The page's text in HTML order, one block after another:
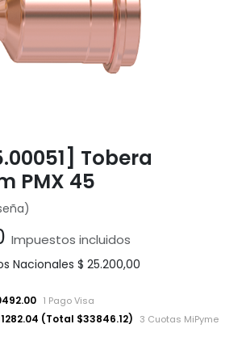
Tobera
PMX 45
Impuestos incluidos
Nacionales $ 25.200,00
1 Pago Visa
(Total $33846.12)
3 Cuotas MiPyme